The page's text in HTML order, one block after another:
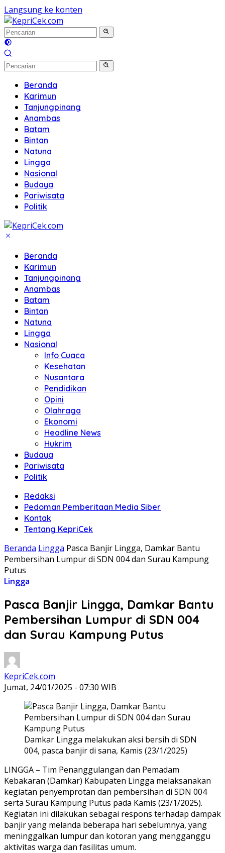
Langsung ke konten
Beranda
Karimun
Tanjungpinang
Anambas
Batam
Bintan
Natuna
Lingga
Nasional
Budaya
Pariwisata
Politik
Beranda
Karimun
Tanjungpinang
Anambas
Batam
Bintan
Natuna
Lingga
Nasional
Info Cuaca
Kesehatan
Nusantara
Pendidikan
Opini
Olahraga
Ekonomi
Headline News
Hukrim
Budaya
Pariwisata
Politik
Redaksi
Pedoman Pemberitaan Media Siber
Kontak
Tentang KepriCek
Beranda Lingga Pasca Banjir Lingga, Damkar Bantu
Pembersihan Lumpur di SDN 004 dan Surau Kampung
Putus
Lingga
Pasca Banjir Lingga, Damkar Bantu
Pembersihan Lumpur di SDN 004
dan Surau Kampung Putus
KepriCek.com
Jumat, 24/01/2025 - 07:30 WIB
Damkar Lingga melakukan aksi bersih di SDN
004, pasca banjir di sana, Kamis (23/1/2025)
LINGGA – Tim Penanggulangan dan Pemadam
Kebakaran (Damkar) Kabupaten Lingga melaksanakan
kegiatan penyemprotan dan pembersihan di SDN 004
serta Surau Kampung Putus pada Kamis (23/1/2025).
Kegiatan ini dilakukan sebagai respons terhadap dampak
banjir yang melanda beberapa hari sebelumnya, yang
meninggalkan lumpur dan kotoran yang mengganggu
aktivitas warga dan fasilitas umum.